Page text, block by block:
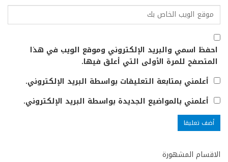
احفظ اسمي والبريد الإلكتروني وموقع الويب في هذا
المتصفح للمرة الأولى التي أعلق فيها.
أعلمني بمتابعة التعليقات بواسطة البريد الإلكتروني.
أعلمني بالمواضيع الجديدة بواسطة البريد الإلكتروني.
الاقسام المشهورة